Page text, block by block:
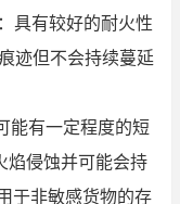
具有较好的耐火性
迹但不会持续蔓延
能有一定程度的短
焰侵蚀并可能会持
于非敏感货物的存